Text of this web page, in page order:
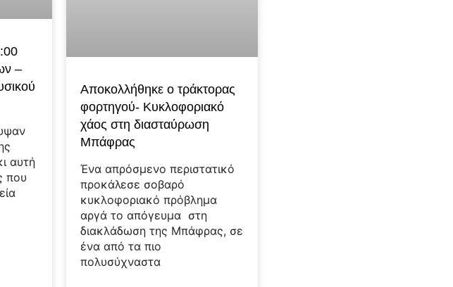
–
αυτή
που
Αποκολλήθηκε ο τράκτορας
φορτηγού- Κυκλοφοριακό
χάος στη διασταύρωση
Μπάφρας
Ένα απρόσμενο περιστατικό
προκάλεσε σοβαρό
κυκλοφοριακό πρόβλημα
αργά το απόγευμα στη
διακλάδωση της Μπάφρας, σε
ένα από τα πιο
πολυσύχναστα